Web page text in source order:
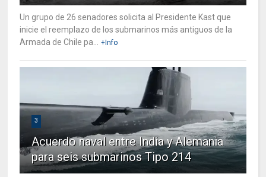
Un grupo de 26 senadores solicita al Presidente Kast que
inicie el reemplazo de los submarinos más antiguos de la
Armada de Chile pa...
+Info
3
Acuerdo naval entre India y Alemania
para seis submarinos Tipo 214